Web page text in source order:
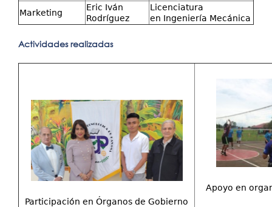
Marketing
Eric Iván
Rodríguez
Licenciatura
en Ingeniería Mecánica
Actividades realizadas
Participación en Órganos de Gobierno
Apoyo en